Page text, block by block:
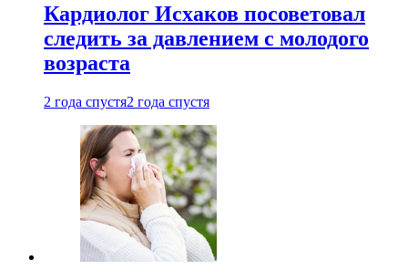
Кардиолог Исхаков посоветовал
следить за давлением с молодого
возраста
2 года спустя2 года спустя